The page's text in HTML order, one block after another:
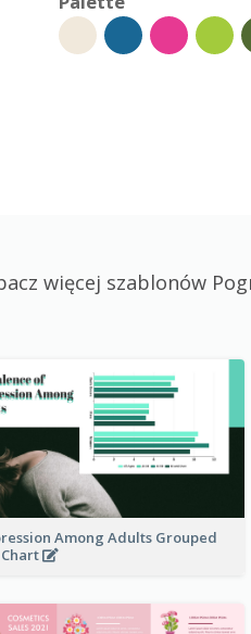
więcej szablonów
Among Adults Grouped